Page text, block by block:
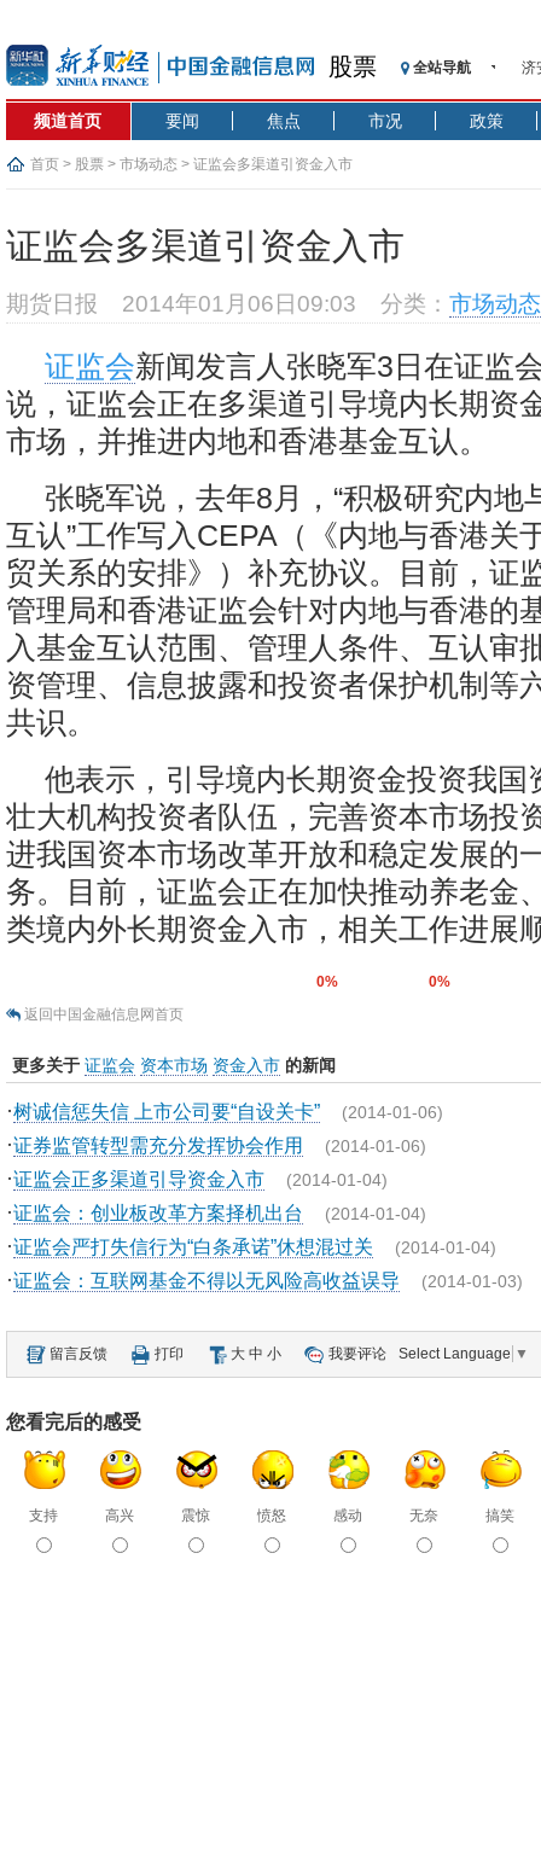
股票 全站导航
济
基
恒
济
频道首页 要闻 焦点 市况 政策
首页 > 股票 > 市场动态 > 证监会多渠道引资金入市
证监会多渠道引资金入市
期货日报 2014年01月06日09:03 分类： 市场动态
证监会新闻发言人张晓军3日在证监
说，证监会正在多渠道引导境内长期资
市场，并推进内地和香港基金互认。
张晓军说，去年8月，“积极研究内地
互认”工作写入CEPA（《内地与香港关
贸关系的安排》）补充协议。目前，证
管理局和香港证监会针对内地与香港的
入基金互认范围、管理人条件、互认审
资管理、信息披露和投资者保护机制等
共识。
他表示，引导境内长期资金投资我国
壮大机构投资者队伍，完善资本市场投
进我国资本市场改革开放和稳定发展的
务。目前，证监会正在加快推动养老金
类境内外长期资金入市，相关工作进展
0%
0%
返回中国金融信息网首页
更多关于 证监会 资本市场 资金入市 的新闻
·树诚信惩失信 上市公司要“自设关卡” (2014-01-06)
·证券监管转型需充分发挥协会作用 (2014-01-06)
·证监会正多渠道引导资金入市 (2014-01-04)
·证监会：创业板改革方案择机出台 (2014-01-04)
·证监会严打失信行为“白条承诺”休想混过关 (2014-01-04)
·证监会：互联网基金不得以无风险高收益误导 (2014-01-03)
留言反馈 打印 大 中 小 我要评论 Select Language ▼
您看完后的感受
支持 高兴 震惊 愤怒 感动 无奈 搞笑